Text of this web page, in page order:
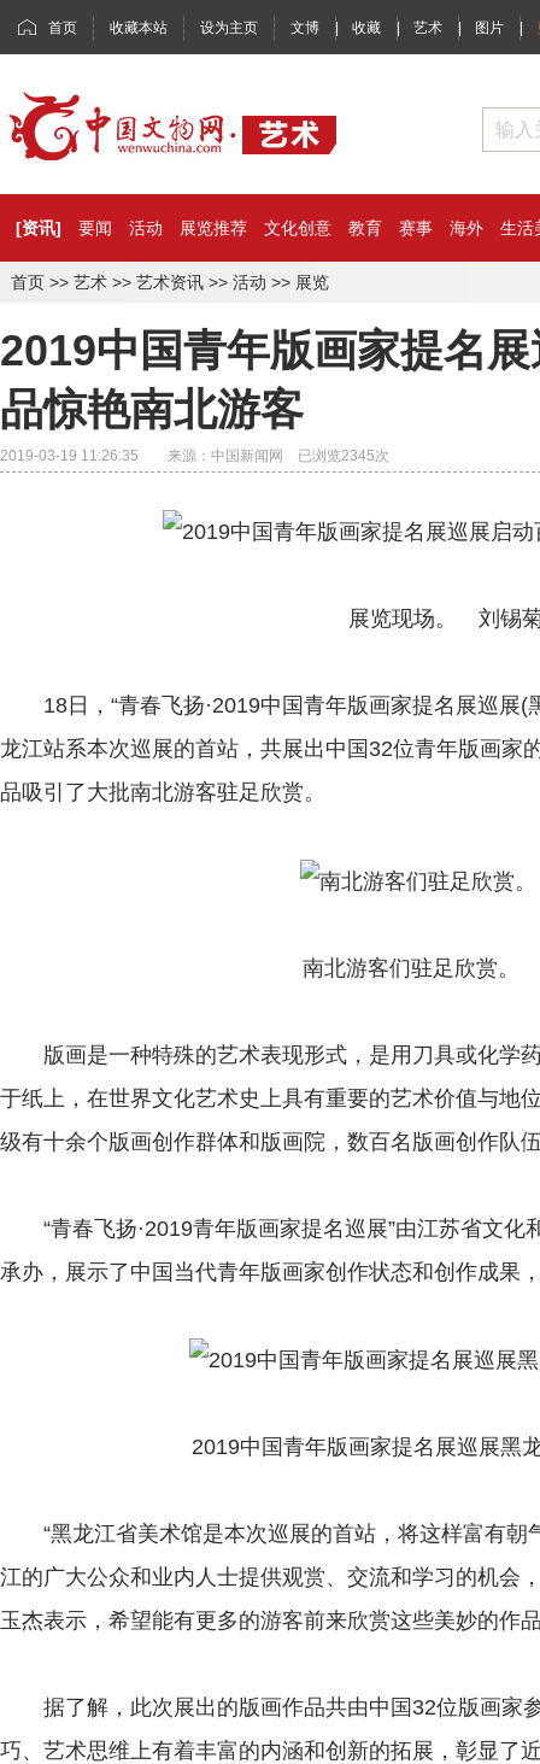
首页 收藏本站 设为主页 文博 | 收藏 | 艺术 | 图片 |
[资讯] 要闻 活动 展览推荐 文化创意 教育 赛事 海外 生活
首页 >> 艺术 >> 艺术资讯 >> 活动 >> 展览
2019中国青年版画家提名
品惊艳南北游客
2019-03-19 11:26:35 来源：中国新闻网 已浏览2345次
展览现场。 刘锡
18日，“青春飞扬·2019中国青年版画家提名展巡展(
龙江站系本次巡展的首站，共展出中国32位青年版画家
品吸引了大批南北游客驻足欣赏。
南北游客们驻足欣赏。
版画是一种特殊的艺术表现形式，是用刀具或化学
于纸上，在世界文化艺术史上具有重要的艺术价值与地
级有十余个版画创作群体和版画院，数百名版画创作队
“青春飞扬·2019青年版画家提名巡展”由江苏省文化
承办，展示了中国当代青年版画家创作状态和创作成果
2019中国青年版画家提名展巡展黑
“黑龙江省美术馆是本次巡展的首站，将这样富有朝
江的广大公众和业内人士提供观赏、交流和学习的机会
玉杰表示，希望能有更多的游客前来欣赏这些美妙的作
据了解，此次展出的版画作品共由中国32位版画家
巧、艺术思维上有着丰富的内涵和创新的拓展，彰显了